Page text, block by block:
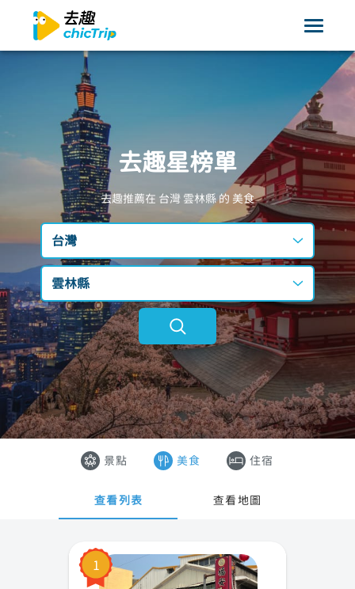
去趣星榜單
去趣推薦在 台灣 雲林縣的 美食
台灣
台灣
日本
韓國
香港
澳門
雲林縣
不限區域
台北市
新北市
桃園市
新竹市(縣)
苗栗縣
景點 美食 住宿
查看列表 查看地圖
1